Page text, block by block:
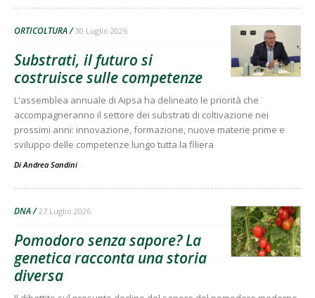
ORTICOLTURA 30 Luglio 2026
Substrati, il futuro si
costruisce sulle competenze
L'assemblea annuale di Aipsa ha delineato le priorità che
accompagneranno il settore dei substrati di coltivazione nei
prossimi anni: innovazione, formazione, nuove materie prime e
sviluppo delle competenze lungo tutta la filiera
Di Andrea Sandini -
DNA 27 Luglio 2026
Pomodoro senza sapore? La
genetica racconta una storia
diversa